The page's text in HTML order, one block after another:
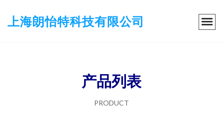
上海朗怡特科技有限公司
产品列表
PRODUCT